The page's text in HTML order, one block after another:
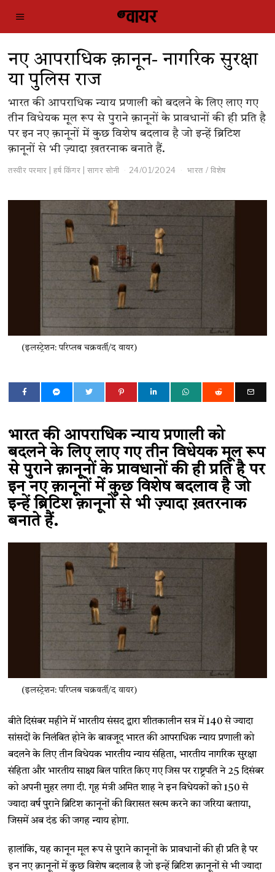
नए आपराधिक क़ानून- नागरिक सुरक्षा
या पुलिस राज
भारत की आपराधिक न्याय प्रणाली को बदलने के लिए लाए गए
तीन विधेयक मूल रूप से पुराने क़ानूनों के प्रावधानों की ही प्रति है
पर इन नए क़ानूनों में कुछ विशेष बदलाव है जो इन्हें ब्रिटिश
क़ानूनों से भी ज़्यादा ख़तरनाक बनाते हैं.
तस्वीर परमार | हर्ष किंगर | सागर सोनी 24/01/2024 भारत / विशेष
(इलस्ट्रेशन: परिप्लब चक्रवर्ती/द वायर)
भारत की आपराधिक न्याय प्रणाली को
बदलने के लिए लाए गए तीन विधेयक मूल रूप
से पुराने क़ानूनों के प्रावधानों की ही प्रति है पर
इन नए क़ानूनों में कुछ विशेष बदलाव है जो
इन्हें ब्रिटिश क़ानूनों से भी ज़्यादा ख़तरनाक
बनाते हैं.
(इलस्ट्रेशन: परिप्लब चक्रवर्ती/द वायर)
बीते दिसंबर महीने में भारतीय संसद द्वारा शीतकालीन सत्र में 140 से ज्यादा
सांसदों के निलंबित होने के बावजूद भारत की आपराधिक न्याय प्रणाली को
बदलने के लिए तीन विधेयक भारतीय न्याय संहिता, भारतीय नागरिक सुरक्षा
संहिता और भारतीय साक्ष्य बिल पारित किए गए जिस पर राष्ट्रपति ने 25 दिसंबर
को अपनी मुहर लगा दी. गृह मंत्री अमित शाह ने इन विधेयकों को 150 से
ज्यादा वर्ष पुराने ब्रिटिश कानूनों की विरासत खत्म करने का जरिया बताया,
जिसमें अब दंड की जगह न्याय होगा.
हालांकि, यह कानून मूल रूप से पुराने कानूनों के प्रावधानों की ही प्रति है पर
इन नए क़ानूनों में कुछ विशेष बदलाव है जो इन्हें ब्रिटिश क़ानूनों से भी ज्यादा